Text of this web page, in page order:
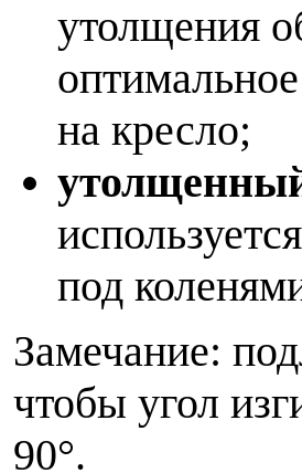
утолщения
на кресло;
под
Замечание:
чтобы угол
90°.